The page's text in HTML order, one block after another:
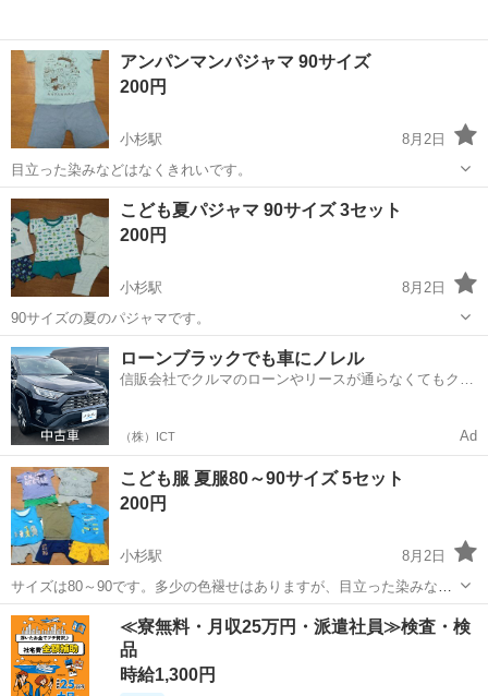
アンパンマンパジャマ 90サイズ
200円
小杉駅
8月2日
目立った染みなどはなくきれいです。
富山 射水市 小杉駅 パジャマ
こども夏パジャマ 90サイズ 3セット
200円
小杉駅
8月2日
90サイズの夏のパジャマです。
富山 射水市 小杉駅 キッズ用品
ローンブラックでも車にノレル
信販会社でクルマのローンやリースが通らなくてもクル
（株）ICT Ad
こども服 夏服80～90サイズ 5セット
200円
小杉駅
8月2日
サイズは80～90です。多少の色褪せはありますが、目立った染みなど
はないです。土日の午前中の早い時間帯に指定の場所に来ていただけ
るとありがたいです。
富山 射水市 小杉駅 キッズ用品 時間帯
≪寮無料・月収25万円・派遣社員≫検査・検
品
時給1,300円